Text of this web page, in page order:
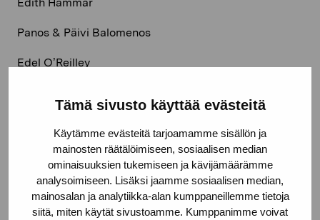
Tämä sivusto käyttää evästeitä
Käytämme evästeitä tarjoamamme sisällön ja
mainosten räätälöimiseen, sosiaalisen median
ominaisuuksien tukemiseen ja kävijämäärämme
analysoimiseen. Lisäksi jaamme sosiaalisen median,
mainosalan ja analytiikka-alan kumppaneillemme tietoja
siitä, miten käytät sivustoamme. Kumppanimme voivat
Panos & Päivi Balomenos​
Edel O’Reilley​
Ester Martin Bergsmark​
Clementine Edwards
Santiago de Mosteyrín​